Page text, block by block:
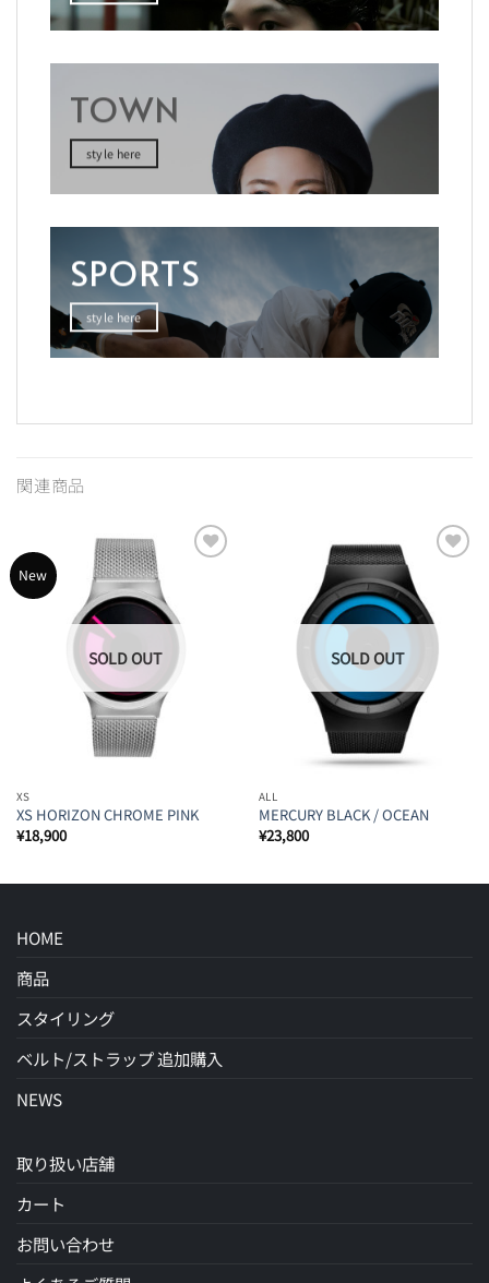
TOWN
style here
SPORTS
style here
関連商品
New
XS
XS HORIZON CHROME PINK
¥18,900
ALL
MERCURY BLACK / OCEAN
¥23,800
HOME
商品
スタイリング
ベルト/ストラップ 追加購入
NEWS
取り扱い店舗
カート
お問い合わせ